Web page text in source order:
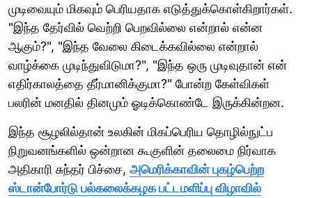
முடிவையும் மிகவும் பெரியதாக எடுத்துக்கொள்கிறார்கள்.
"இந்த தேர்வில் வெற்றி பெறவில்லை என்றால் என்ன
ஆகும்?", "இந்த வேலை கிடைக்கவில்லை என்றால்
வாழ்க்கை முடிந்துவிடுமா?", "இந்த ஒரு முடிவுதான் என்
எதிர்காலத்தை தீர்மானிக்குமா?" போன்ற கேள்விகள்
பலரின் மனதில் தினமும் ஓடிக்கொண்டே இருக்கின்றன.
இந்த சூழலில்தான் உலகின் மிகப்பெரிய தொழில்நுட்ப
நிறுவனங்களில் ஒன்றான கூகுளின் தலைமை நிர்வாக
அதிகாரி சுந்தர் பிச்சை, அமெரிக்காவின் புகழ்பெற்ற
ஸ்டான்போர்டு பல்கலைக்கழக பட்டமளிப்பு விழாவில்